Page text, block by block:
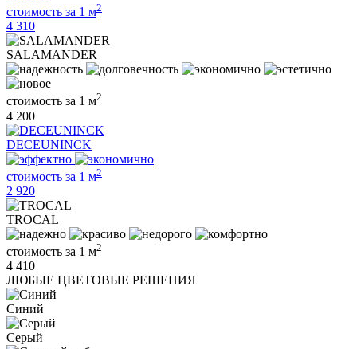
стоимость за 1 м2
4 310
SALAMANDER
стоимость за 1 м2
4 200
DECEUNINCK
стоимость за 1 м2
2 920
TROCAL
стоимость за 1 м2
4 410
ЛЮБЫЕ ЦВЕТОВЫЕ РЕШЕНИЯ
Синий
Серый